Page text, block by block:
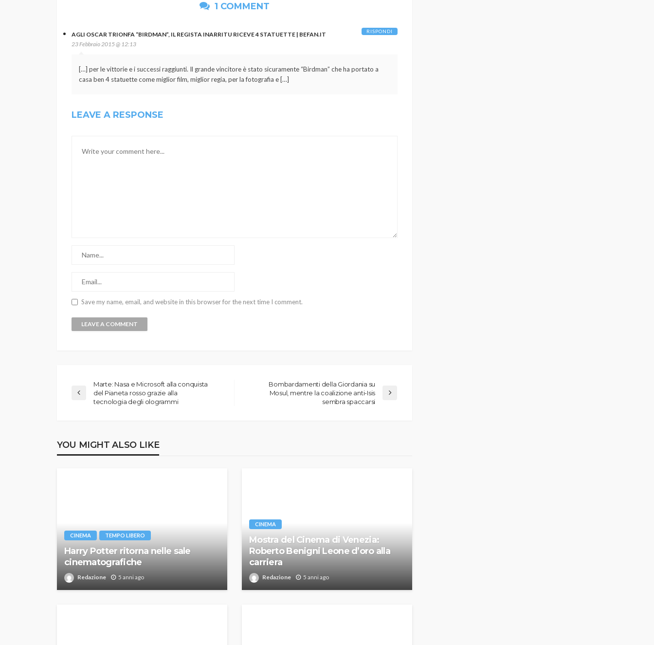
1 COMMENT
AGLI OSCAR TRIONFA “BIRDMAN”, IL REGISTA INARRITU RICEVE 4 STATUETTE | BEFAN.IT
23 Febbraio 2015 @ 12:13
[…] per le vittorie e i successi raggiunti. Il grande vincitore è stato sicuramente “Birdman” che ha portato a
casa ben 4 statuette come miglior film, miglior regia, per la fotografia e […]
RISPONDI
LEAVE A RESPONSE
Save my name, email, and website in this browser for the next time I comment.
Marte: Nasa e Microsoft alla conquista
del Pianeta rosso grazie alla
tecnologia degli ologrammi
Bombardamenti della Giordania su
Mosul, mentre la coalizione anti-Isis
sembra spaccarsi
YOU MIGHT ALSO LIKE
CINEMA TEMPO LIBERO
Harry Potter ritorna nelle sale
cinematografiche
Redazione 5 anni ago
CINEMA
Mostra del Cinema di Venezia:
Roberto Benigni Leone d’oro alla
carriera
Redazione 5 anni ago